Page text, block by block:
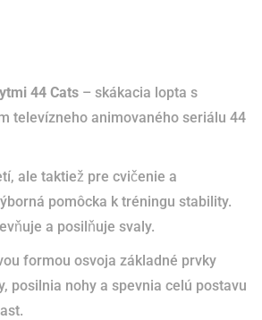
44 Cats – skákacia lopta s
televízneho animovaného seriálu 44
ale taktiež pre cvičenie a
pomôcka k tréningu stability.
a posilňuje svaly.
formou osvoja základné prvky
posilnia nohy a spevnia celú postavu